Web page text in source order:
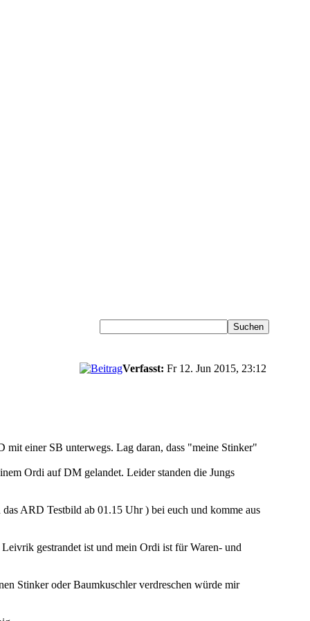
Verfasst: Fr 12. Jun 2015, 23:12
einer SB unterwegs. Lag daran, dass "meine Stinker"
Ordi auf DM gelandet. Leider standen die Jungs
ARD Testbild ab 01.15 Uhr ) bei euch und komme aus
gestrandet ist und mein Ordi ist für Waren- und
Stinker oder Baumkuschler verdreschen würde mir